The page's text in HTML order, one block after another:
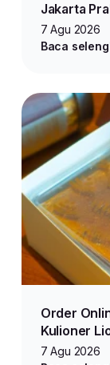
Jakarta
7 Agu 2026
Baca
Order
Kulioner
7 Agu 2026